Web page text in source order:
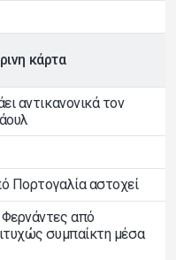
κάρτα
αντικανονικά τον
Πορτογαλία αστοχεί
από
συμπαίκτη μέσα